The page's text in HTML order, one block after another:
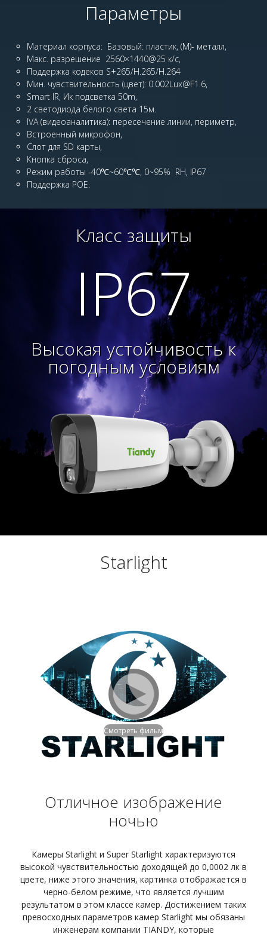
Параметры
Материал корпуса: Базовый: пластик, (M)- металл,
Макс. разрешение 2560×1440@25 к/с,
Поддержка кодеков S+265/H.265/H.264
Мин. чувствительность (цвет): 0.002Lux@F1.6,
Smart IR, Ик подсветка 50m,
2 светодиода белого света 15м.
IVA (видеоаналитика): пересечение линии, периметр,
Встроенный микрофон,
Слот для SD карты,
Кнопка сброса,
Режим работы -40℃~60℃℃, 0~95% RH, IP67
Поддержка POE.
Класс защиты
IP67
Высокая устойчивость к
погодным условиям
Starlight
Смотреть фильм
Отличное изображение
ночью
Камеры Starlight и Super Starlight характеризуются
высокой чувствительностью доходящей до 0,0002 лк в
цвете, ниже этого значения, картинка отображается в
черно-белом режиме, что является лучшим
результатом в этом классе камер. Достижением таких
превосходных параметров камер Starlight мы обязаны
инженерам компании TIANDY, которые